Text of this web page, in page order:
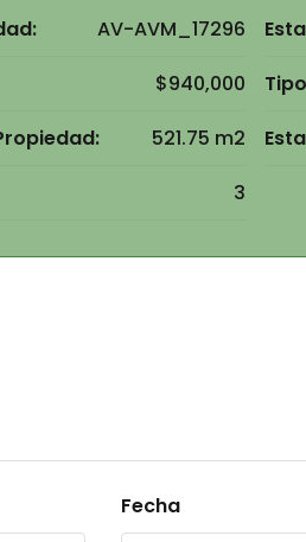
AV-AVM_17296
$940,000
521.75 m2
3
Fecha